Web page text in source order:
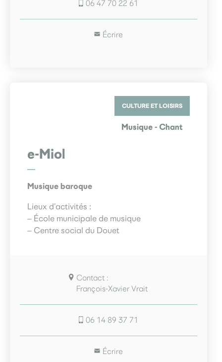
06 47 70 22 61
Écrire
e-Miol
Musique baroque
Lieux d’activités :
– École municipale de musique
– Centre social du Douet
CULTURE ET LOISIRS
Musique - Chant
Contact :
François-Xavier Vrait
06 14 89 37 71
Écrire